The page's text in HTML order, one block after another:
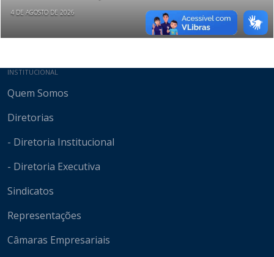
4 DE AGOSTO DE 2026
Mapa do site
INSTITUCIONAL
Quem Somos
Diretorias
- Diretoria Institucional
- Diretoria Executiva
Sindicatos
Representações
Câmaras Empresariais